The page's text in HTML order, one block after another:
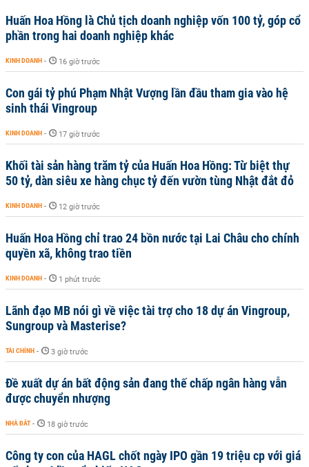
Huấn Hoa Hồng là Chủ tịch doanh nghiệp vốn 100 tỷ, góp cổ
phần trong hai doanh nghiệp khác
KINH DOANH - 16 giờ trước
Con gái tỷ phú Phạm Nhật Vượng lần đầu tham gia vào hệ
sinh thái Vingroup
KINH DOANH - 17 giờ trước
Khối tài sản hàng trăm tỷ của Huấn Hoa Hồng: Từ biệt thự
50 tỷ, dàn siêu xe hàng chục tỷ đến vườn tùng Nhật đắt đỏ
KINH DOANH - 12 giờ trước
Huấn Hoa Hồng chỉ trao 24 bồn nước tại Lai Châu cho chính
quyền xã, không trao tiền
KINH DOANH - 1 phút trước
Lãnh đạo MB nói gì về việc tài trợ cho 18 dự án Vingroup,
Sungroup và Masterise?
TÀI CHÍNH - 3 giờ trước
Đề xuất dự án bất động sản đang thế chấp ngân hàng vẫn
được chuyển nhượng
NHÀ ĐẤT - 18 giờ trước
Công ty con của HAGL chốt ngày IPO gần 19 triệu cp với giá